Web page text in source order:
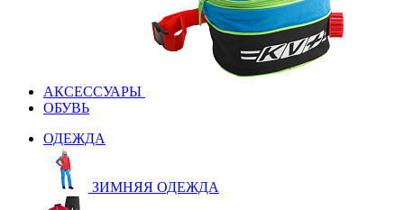
АКСЕССУАРЫ
ОБУВЬ
ОДЕЖДА
ЗИМНЯЯ ОДЕЖДА